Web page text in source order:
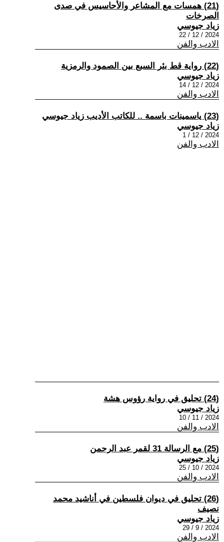
(21) همسات مع المشاعر والأحاسيس في صدى
الصرخات
زياد جيوسي
2024 / 12 / 22
الادب والفن
(22) رواية قط بئر السبع بين الصمود والرمزية
زياد جيوسي
2024 / 12 / 14
الادب والفن
(23) ياسمينات باسمة .. للكاتب الأديب زياد جيوسي
زياد جيوسي
2024 / 12 / 1
الادب والفن
(24) تحليق في رواية رؤوس هشة
زياد جيوسي
2024 / 11 / 10
الادب والفن
(25) مع الرسالة 31 لقمر عبد الرحمن
زياد جيوسي
2024 / 10 / 25
الادب والفن
(26) تحليق في ديوان فلسطين في أناشيد محمد
نصيف
زياد جيوسي
2024 / 9 / 29
الادب والفن